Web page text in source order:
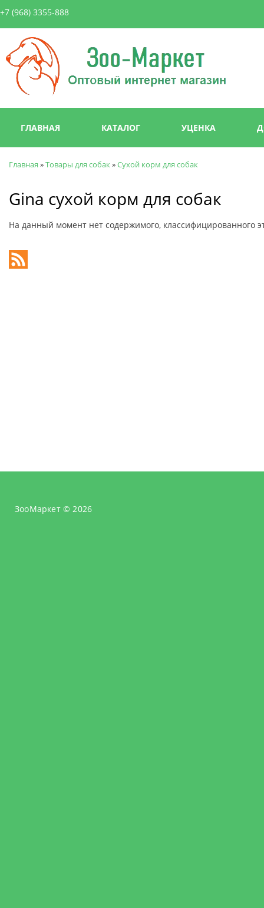
+7 (968) 3355-888
Зоо-
Маркет
Главное меню
ГЛАВНАЯ КАТАЛОГ УЦЕНКА
Главная »Товары для собак»Сухой корм для собак
Gina сухой корм для собак
На данный момент нет содержимого, классифицированного
ЗооМаркет © 2026